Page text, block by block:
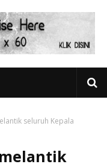
seluruh Kepala